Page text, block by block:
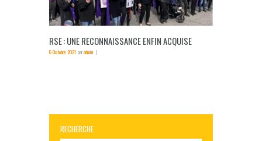
RSE : UNE RECONNAISSANCE ENFIN ACQUISE
6 Octobre 2021 paradmin
RECHERCHE